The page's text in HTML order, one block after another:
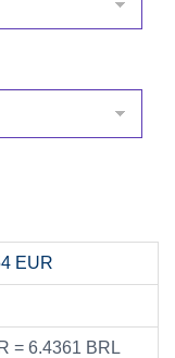
EUR
= 6.4361 BRL